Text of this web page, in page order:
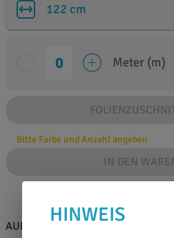
122 cm
Meter (m)
Bitte Farbe und Anzahl angeben
IN DEN
AUF EINEN BLICKHINWEIS